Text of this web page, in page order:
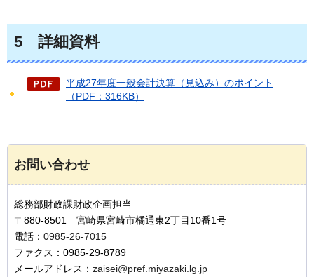
5 詳細資料
平成27年度一般会計決算（見込み）のポイント
（PDF：316KB）
お問い合わせ
総務部財政課財政企画担当
〒880-8501 宮崎県宮崎市橘通東2丁目10番1号
電話： 0985-26-7015
ファクス：0985-29-8789
メールアドレス： zaisei@pref.miyazaki.lg.jp